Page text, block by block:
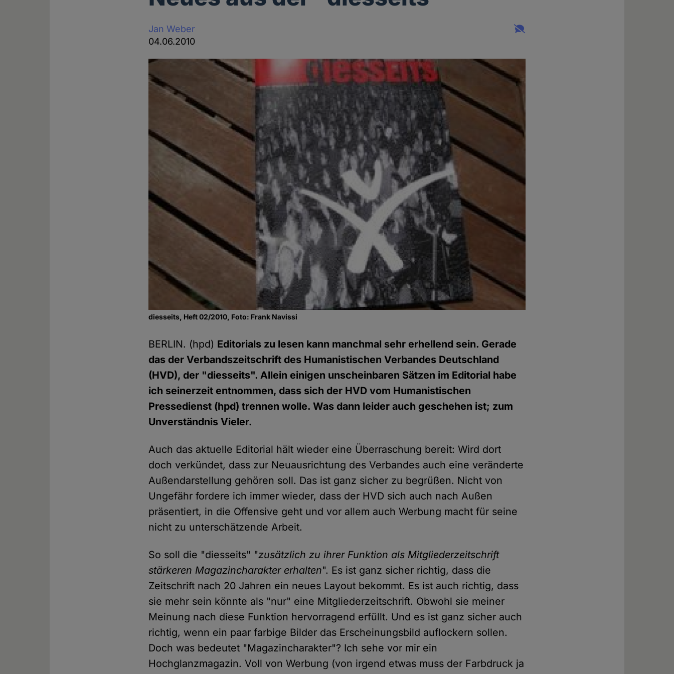
Jan Weber
04.06.2010
diesseits, Heft 02/2010, Foto: Frank Navissi
BERLIN. (hpd) Editorials zu lesen kann manchmal sehr erhellend sein. Gerade
das der Verbandszeitschrift des Humanistischen Verbandes Deutschland
(HVD), der "diesseits". Allein einigen unscheinbaren Sätzen im Editorial habe
ich seinerzeit entnommen, dass sich der HVD vom Humanistischen
Pressedienst (hpd) trennen wolle. Was dann leider auch geschehen ist; zum
Unverständnis Vieler.
Auch das aktuelle Editorial hält wieder eine Überraschung bereit: Wird dort
doch verkündet, dass zur Neuausrichtung des Verbandes auch eine veränderte
Außendarstellung gehören soll. Das ist ganz sicher zu begrüßen. Nicht von
Ungefähr fordere ich immer wieder, dass der HVD sich auch nach Außen
präsentiert, in die Offensive geht und vor allem auch Werbung macht für seine
nicht zu unterschätzende Arbeit.
So soll die "diesseits" "zusätzlich zu ihrer Funktion als Mitgliederzeitschrift
stärkeren Magazincharakter erhalten". Es ist ganz sicher richtig, dass die
Zeitschrift nach 20 Jahren ein neues Layout bekommt. Es ist auch richtig, dass
sie mehr sein könnte als "nur" eine Mitgliederzeitschrift. Obwohl sie meiner
Meinung nach diese Funktion hervorragend erfüllt. Und es ist ganz sicher auch
richtig, wenn ein paar farbige Bilder das Erscheinungsbild auflockern sollen.
Doch was bedeutet "Magazincharakter"? Ich sehe vor mir ein
Hochglanzmagazin. Voll von Werbung (von irgend etwas muss der Farbdruck ja